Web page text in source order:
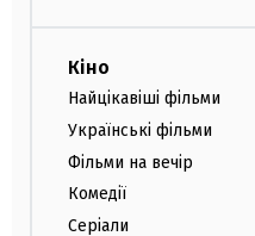
Кіно
Найцікавіші фільми
Українські фільми
Фільми на вечір
Комедії
Серіали